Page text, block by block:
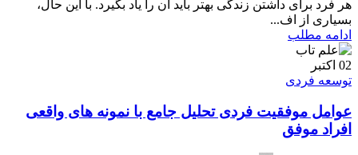
هر فرد برای داشتن زندگی بهتر باید آن را یاد بگیرد. با این حال،
بسیاری از اف...
ادامه مطلب
02 اکتبر
توسعه فردی
عوامل موفقیت فردی تحلیل جامع با نمونه های واقعی
افراد موفق